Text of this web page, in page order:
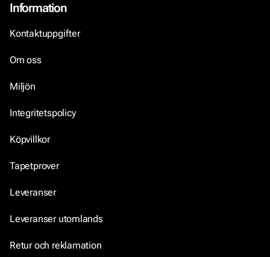
Information
Kontaktuppgifter
Om oss
Miljön
Integritetspolicy
Köpvillkor
Tapetprover
Leveranser
Leveranser utomlands
Retur och reklamation